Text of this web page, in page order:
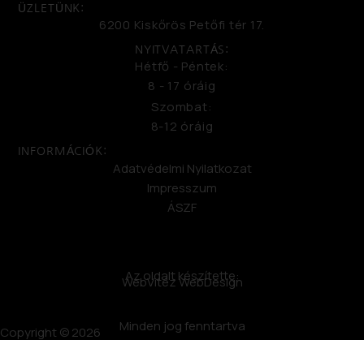
ÜZLETÜNK:
6200 Kiskőrös Petőfi tér 17.
NYITVATARTÁS:
Hétfő - Péntek:
8 - 17 óráig
Szombat:
8-12 óráig
INFORMÁCIÓK:
Adatvédelmi Nyilatkozat
Impresszum
ÁSZF
Az oldalt készítette:
WebVitéz WebDesign
Minden jog fenntartva
Copyright © 2026